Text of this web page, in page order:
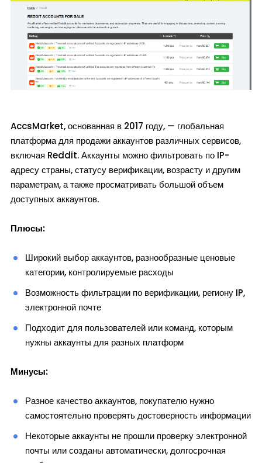
AccsMarket, основанная в 2017 году, — глобальная
платформа для продажи аккаунтов различных сервисов,
включая Reddit. Аккаунты можно фильтровать по IP-
адресу страны, статусу верификации, возрасту и другим
параметрам, а также просматривать большой объем
доступных аккаунтов.
Плюсы:
Широкий выбор аккаунтов, разнообразные ценовые
категории, контролируемые расходы
Возможность фильтрации по верификации, региону IP,
электронной почте
Подходит для пользователей или команд, которым
нужны аккаунты для разных платформ
Минусы:
Разное качество аккаунтов, покупателю нужно
самостоятельно проверять достоверность информации
Некоторые аккаунты не прошли проверку электронной
почты или созданы автоматически, долгосрочная